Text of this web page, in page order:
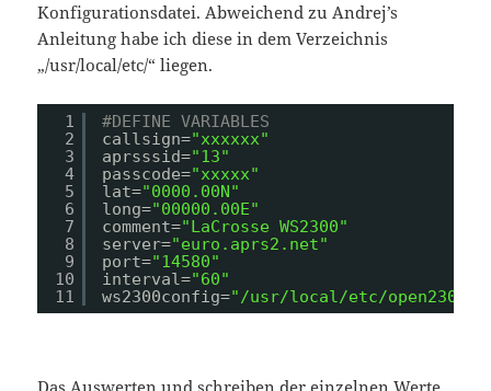
Konfigurationsdatei. Abweichend zu Andrej’s
Anleitung habe ich diese in dem Verzeichnis
„/usr/local/etc/“ liegen.
1
2
3
4
5
6
7
8
9
10
11
#DEFINE VARIABLES
callsign="xxxxxx"
aprsssid="13"
passcode="xxxxx"
lat="0000.00N"
long="00000.00E"
comment="LaCrosse WS2300"
server="euro.aprs2.net"
port="14580"
interval="60"
ws2300config="/usr/local/etc/